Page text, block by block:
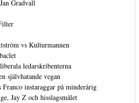
Gradvall
vs Kulturmannen
ledarskribenterna
självhatande vegan
Franco instaraggar på minderårig
Jay Z och hisslagsmålet